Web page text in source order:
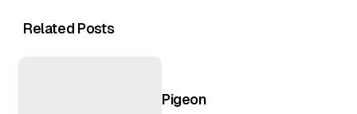
Related Posts
Pigeon